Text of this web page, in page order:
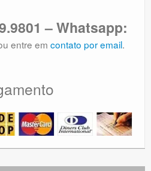
– Whatsapp:
entre em contato por email.